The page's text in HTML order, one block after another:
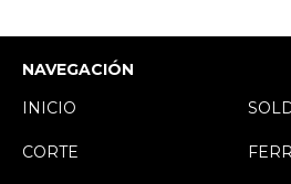
NAVEGACIÓN
INICIO
CORTE